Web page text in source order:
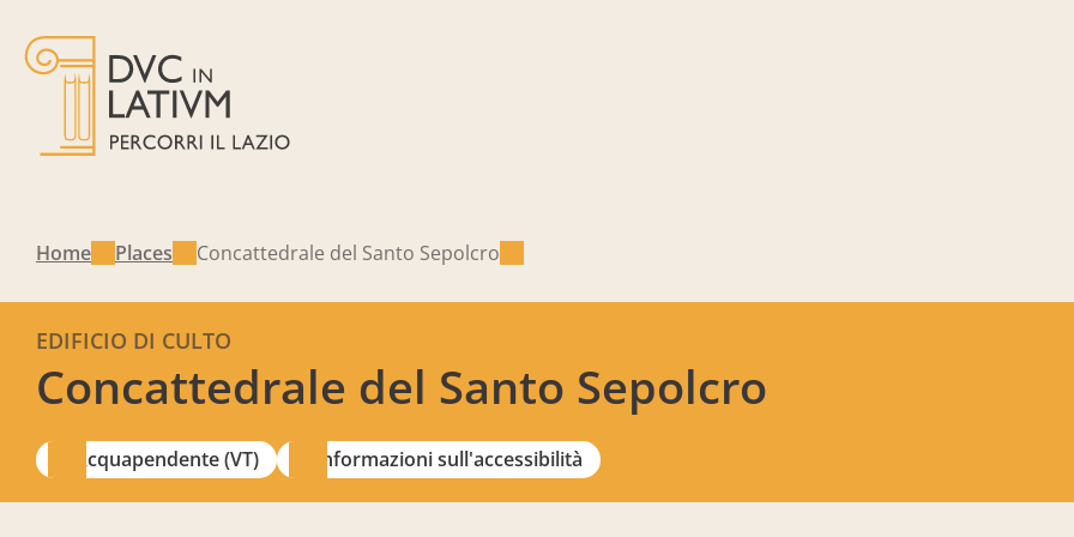
Home Places Concattedrale del Santo Sepolcro
Concattedrale del Santo Sepolcro
EDIFICIO DI CULTO
Acquapendente (VT) Informazioni sull'accessibilità